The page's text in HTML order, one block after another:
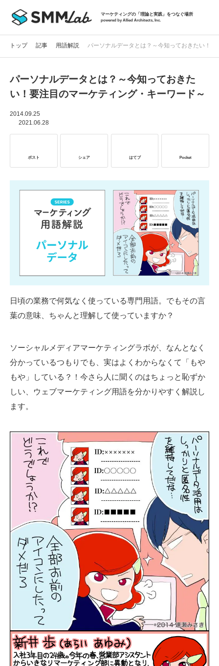
マーケティングの「理論と実践」をつなぐ場所
powered by Allied Architects, Inc.
記事一覧
サービス資料
SMMLabについて
トップ 記事 用語解説 パーソナルデータとは？～今知っておきたい！
パーソナルデータとは？～今知っておきた
い！要注目のマーケティング・キーワード～
2014.09.25
2021.06.28
ポスト シェア はてブ Pocket
日頃の業務で何気なく使っている専門用語。でもその言
葉の意味、ちゃんと理解して使っていますか？
ソーシャルメディアマーケティングラボが、なんとなく
分かっているつもりでも、実はよくわからなくて「もや
もや」している？！今さら人に聞くのはちょっと恥ずか
しい、ウェブマーケティング用語を分かりやすく解説し
ます。